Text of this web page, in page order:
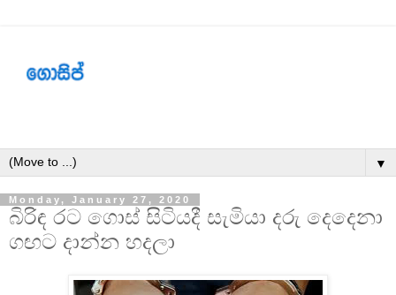
▼
Monday, January 27, 2020
බිරිඳ රට ගොස් සිටියදී සැමියා දරු දෙදෙනා
ගඟට දාන්න හදලා